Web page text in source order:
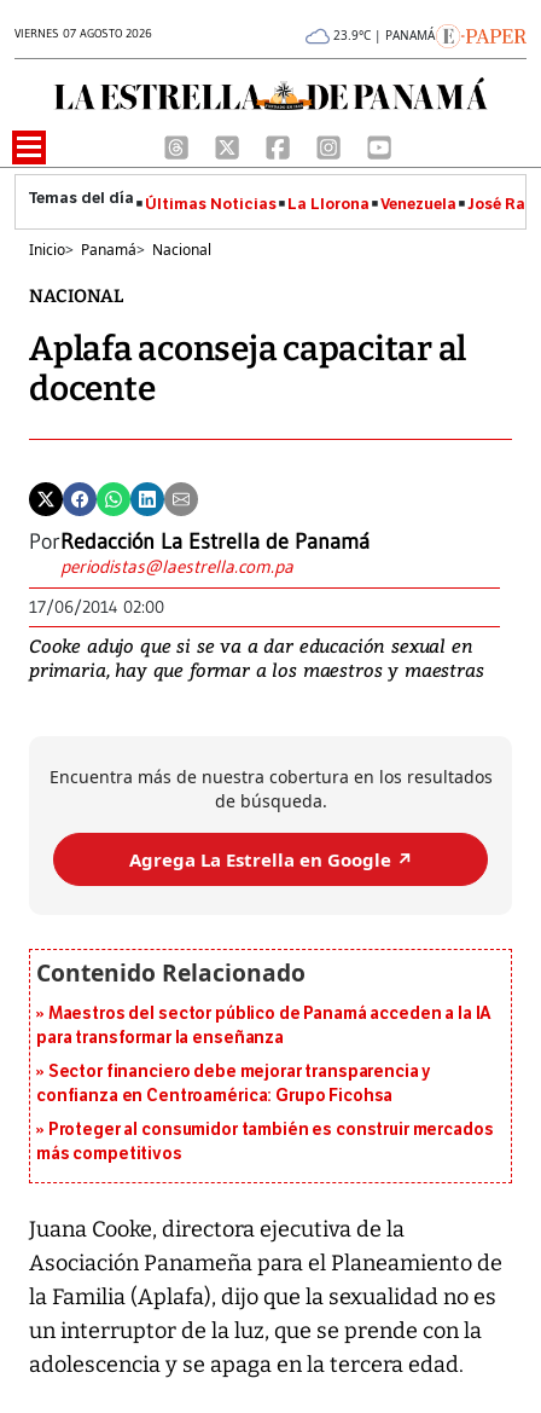
VIERNES 07 AGOSTO 2026 23.9°C | PANAMÁ
Últimas Noticias La Llorona Venezuela José
Inicio> Panamá> Nacional
NACIONAL
Aplafa aconseja capacitar al
docente
PorRedacción La Estrella de Panamá
periodistas@laestrella.com.pa
17/06/2014 02:00
Cooke adujo que si se va a dar educación sexual en
primaria, hay que formar a los maestros y maestras
Encuentra más de nuestra cobertura en los resultados
de búsqueda.
Agrega La Estrella en Google ↗️
Maestros del sector público de Panamá acceden a la IA
para transformar la enseñanza
Sector financiero debe mejorar transparencia y
confianza en Centroamérica: Grupo Ficohsa
Proteger al consumidor también es construir mercados
más competitivos
Juana Cooke, directora ejecutiva de la
Asociación Panameña para el Planeamiento de
la Familia (Aplafa), dijo que la sexualidad no es
un interruptor de la luz, que se prende con la
adolescencia y se apaga en la tercera edad.